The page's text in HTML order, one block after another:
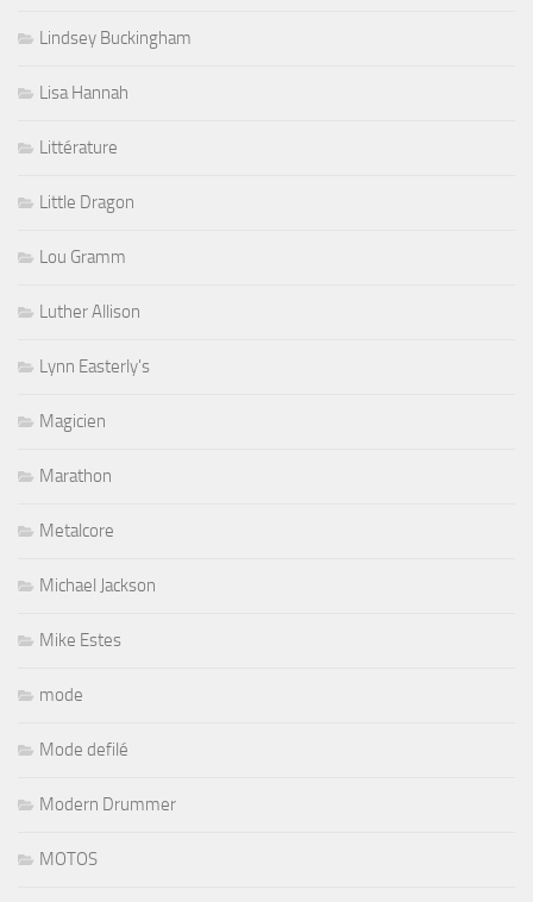
Lindsey Buckingham
Lisa Hannah
Littérature
Little Dragon
Lou Gramm
Luther Allison
Lynn Easterly's
Magicien
Marathon
Metalcore
Michael Jackson
Mike Estes
mode
Mode defilé
Modern Drummer
MOTOS